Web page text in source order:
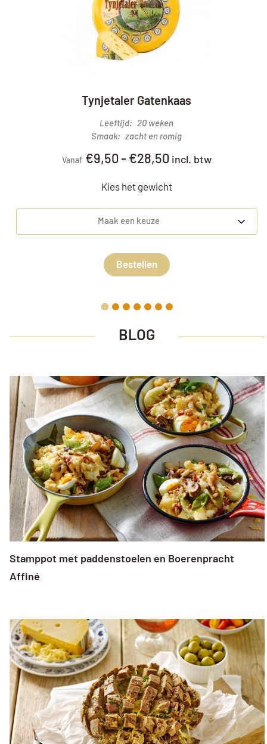
Tynjetaler Gatenkaas
Leeftijd
20 weken
Smaak
zacht en romig
Vanaf €9,50 - €28,50 incl. btw
Kies het gewicht
Maak een keuze
Bestellen
BLOG
Stamppot met paddenstoelen en Boerenpracht
Affiné